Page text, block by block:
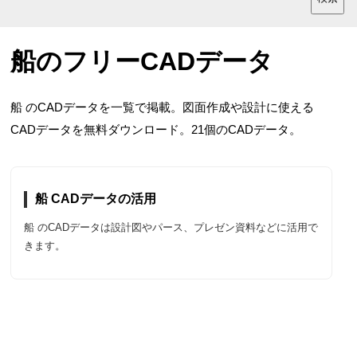
船のフリーCADデータ
船 のCADデータを一覧で掲載。図面作成や設計に使える
CADデータを無料ダウンロード。21個のCADデータ。
船 CADデータの活用
船 のCADデータは設計図やパース、プレゼン資料などに活用で
きます。